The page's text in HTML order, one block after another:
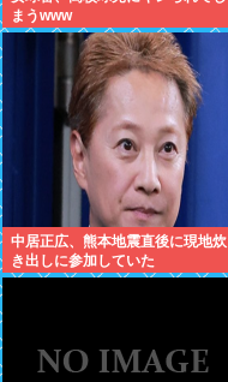
まうwww
中居正広、熊本地震直後に現地炊
き出しに参加していた